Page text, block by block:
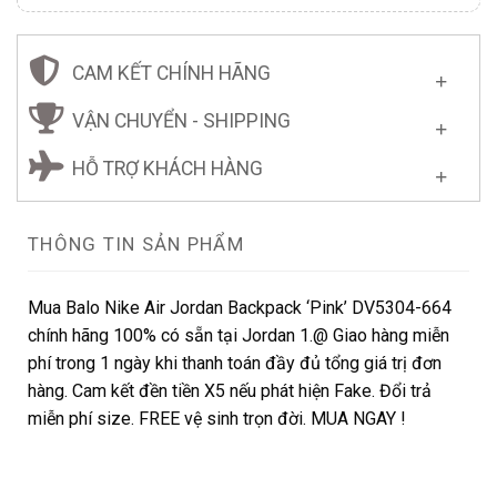
CAM KẾT CHÍNH HÃNG
VẬN CHUYỂN - SHIPPING
HỖ TRỢ KHÁCH HÀNG
THÔNG TIN SẢN PHẨM
Mua Balo Nike Air Jordan Backpack ‘Pink’ DV5304-664
chính hãng 100% có sẵn tại Jordan 1.@ Giao hàng miễn
phí trong 1 ngày khi thanh toán đầy đủ tổng giá trị đơn
hàng. Cam kết đền tiền X5 nếu phát hiện Fake. Đổi trả
miễn phí size. FREE vệ sinh trọn đời. MUA NGAY !